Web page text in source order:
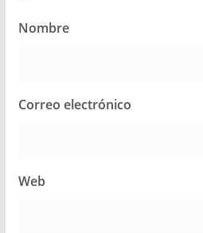
Nombre
Correo electrónico
Web